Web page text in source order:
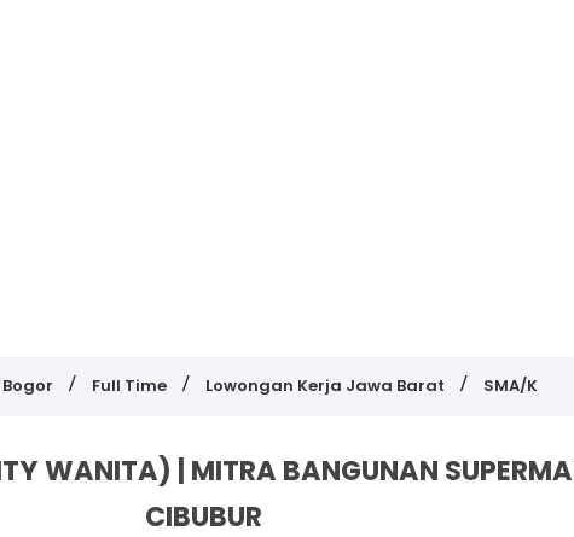
Full Time Lowongan Kerja Jawa Barat SMA/K
WANITA) | MITRA BANGUNAN
CIBUBUR